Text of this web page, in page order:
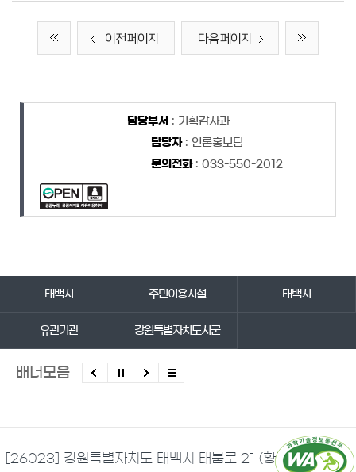
이전 페이지 다음 페이지
담당자 정보
담당부서 : 기획감사과
담당자: 언론홍보팀
문의전화: 033-550-2012
태백시 주민이용시설 태백시
유관기관 강원특별자치도시군
배너모음
[26023] 강원특별자치도 태백시 태붐로 21 (황지동)